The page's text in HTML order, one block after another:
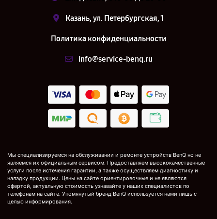
Казань, ул. Петербургская, 1
Политика конфиденциальности
info@service-benq.ru
Мы специализируемся на обслуживании и ремонте устройств BenQ но не
являемся их официальным сервисом. Предоставляем высококачественные
услуги после истечения гарантии, а также осуществляем диагностику и
наладку продукции. Цены на сайте ориентировочные и не являются
офертой, актуальную стоимость узнавайте у наших специалистов по
телефонам на сайте. Упомянутый бренд BenQ используется нами лишь с
целью информирования.